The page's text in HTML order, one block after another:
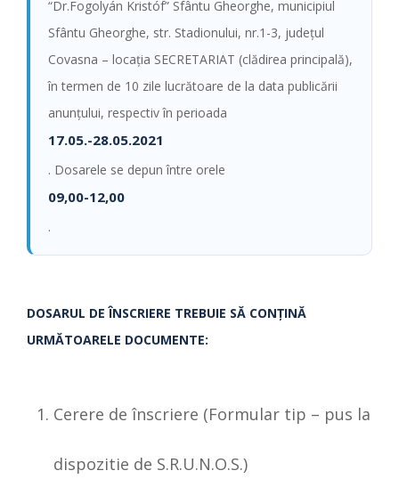
“Dr.Fogolyán Kristóf” Sfântu Gheorghe, municipiul
Sfântu Gheorghe, str. Stadionului, nr.1-3, judeţul
Covasna – locația SECRETARIAT (clădirea principală),
în termen de 10 zile lucrătoare de la data publicării
anunțului, respectiv în perioada
17.05.-28.05.2021
. Dosarele se depun între orele
09,00-12,00
.
DOSARUL DE ÎNSCRIERE TREBUIE SĂ CONŢINĂ
URMĂTOARELE DOCUMENTE:
Cerere de înscriere (Formular tip – pus la
dispozitie de S.R.U.N.O.S.)